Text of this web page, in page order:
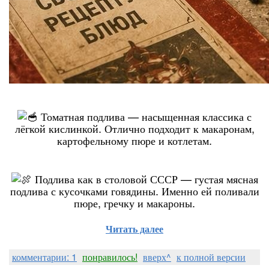
Томатная подлива — насыщенная классика с
лёгкой кислинкой. Отлично подходит к макаронам,
картофельному пюре и котлетам.
Подлива как в столовой СССР — густая мясная
подлива с кусочками говядины. Именно ей поливали
пюре, гречку и макароны.
Читать далее
комментарии: 1 понравилось! вверх^ к полной версии